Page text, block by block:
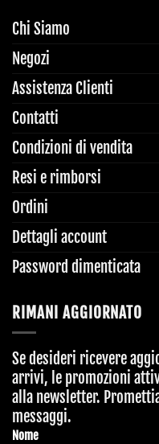
Chi Siamo
Negozi
Assistenza Clienti
Contatti
Condizioni di vendita
Resi e rimborsi
Ordini
Dettagli account
Password dimenticata
RIMANI AGGIORNATO
Se desideri ricevere
arrivi, le promozioni
alla newsletter.
messaggi.
Nome